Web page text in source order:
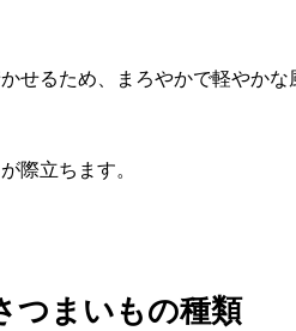
せるため、まろやかで軽やかな
際立ちます。
つまいもの種類